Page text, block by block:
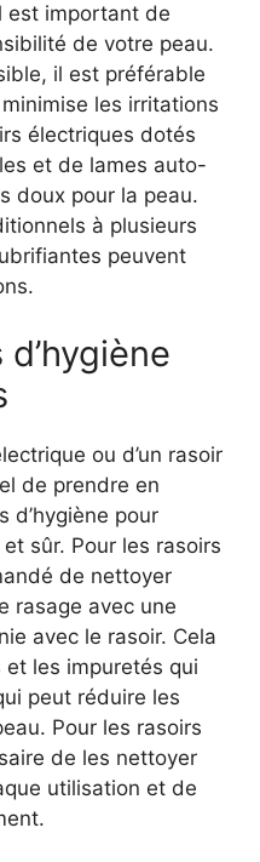
est important de
de votre peau.
il est préférable
les irritations
électriques dotés
et de lames auto-
doux pour la peau.
à plusieurs
peuvent
ou d’un rasoir
de prendre en
d’hygiène pour
sûr. Pour les rasoirs
de nettoyer
rasage avec une
avec le rasoir. Cela
les impuretés qui
peut réduire les
Pour les rasoirs
de les nettoyer
utilisation et de